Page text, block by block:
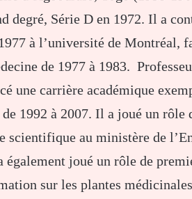
degré, Série D en 1972. Il a
à l’université de Montréal,
de 1977 à 1983.
une carrière académique
1992 à 2007. Il a joué un rôle
scientifique au ministère de
également joué un rôle de
sur les plantes